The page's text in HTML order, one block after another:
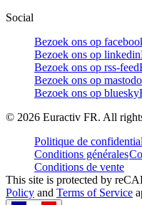
Social
Bezoek ons op
Bezoek ons op linkedin
Bezoek ons op rss-feed
Bezoek ons op
Bezoek ons op bluesky
© 2026 Euractiv FR. All
Politique de
Conditions générales
Conditions de vente
This site is protected by
Policy and Terms of Service